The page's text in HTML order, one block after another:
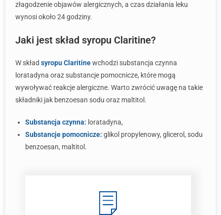
złagodzenie objawów alergicznych, a czas działania leku
wynosi około 24 godziny.
Jaki jest skład syropu Claritine?
W skład syropu Claritinewchodzi substancja czynna
loratadyna oraz substancje pomocnicze, które mogą
wywoływać reakcje alergiczne. Warto zwrócić uwagę na takie
składniki jak benzoesan sodu oraz maltitol.
Substancja czynna: loratadyna,
Substancje pomocnicze: glikol propylenowy, glicerol, sodu
benzoesan, maltitol.